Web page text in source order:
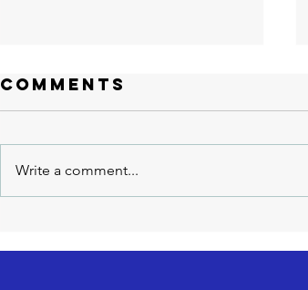
Autonomia
Comments
Write a comment...